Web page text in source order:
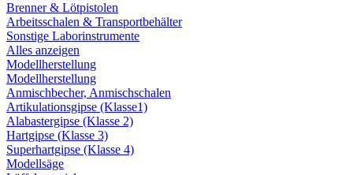
Brenner & Lötpistolen
Arbeitsschalen & Transportbehälter
Sonstige Laborinstrumente
Alles anzeigen
Modellherstellung
Modellherstellung
Anmischbecher, Anmischschalen
Artikulationsgipse (Klasse1)
Alabastergipse (Klasse 2)
Hartgipse (Klasse 3)
Superhartgipse (Klasse 4)
Modellsäge